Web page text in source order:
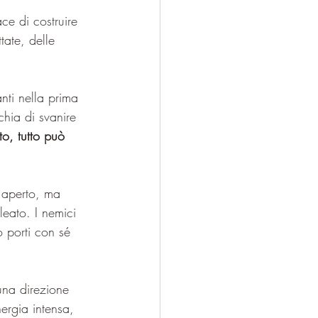
di costruire
delle
nella prima
di svanire
tutto può
ma
I nemici
porti con sé
direzione
intensa,